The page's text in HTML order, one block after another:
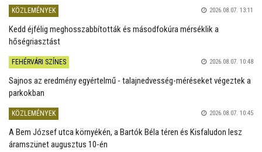
KÖZLEMÉNYEK 2026.08.07. 13:11
Kedd éjfélig meghosszabbították és másodfokúra mérséklik a
hőségriasztást
FEHÉRVÁRI SZÍNES 2026.08.07. 10:48
Sajnos az eredmény egyértelmű - talajnedvesség-méréseket végeztek a
parkokban
KÖZLEMÉNYEK 2026.08.07. 10:45
A Bem József utca környékén, a Bartók Béla téren és Kisfaludon lesz
áramszünet augusztus 10-én